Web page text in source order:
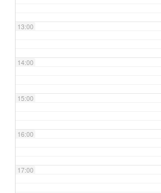
13:00
14:00
15:00
16:00
17:00